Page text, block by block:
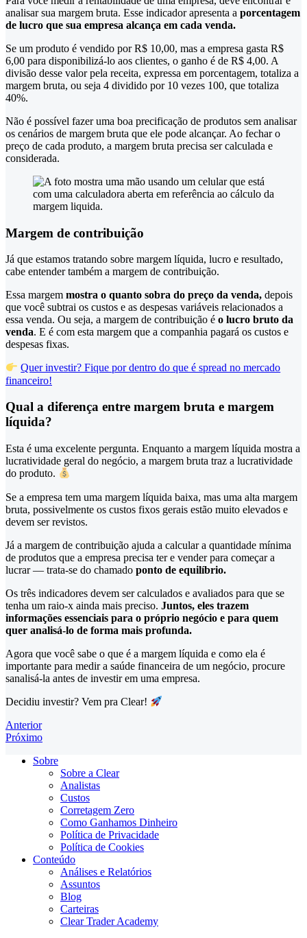
analisar sua margem bruta. Esse indicador apresenta a porcentagem
de lucro que sua empresa alcança em cada venda.
Se um produto é vendido por R$ 10,00, mas a empresa gasta R$
6,00 para disponibilizá-lo aos clientes, o ganho é de R$ 4,00. A
divisão desse valor pela receita, expressa em porcentagem, totaliza a
margem bruta, ou seja 4 dividido por 10 vezes 100, que totaliza
40%.
Não é possível fazer uma boa precificação de produtos sem analisar
os cenários de margem bruta que ele pode alcançar. Ao fechar o
preço de cada produto, a margem bruta precisa ser calculada e
considerada.
Margem de contribuição
Já que estamos tratando sobre margem líquida, lucro e resultado,
cabe entender também a margem de contribuição.
Essa margem mostra o quanto sobra do preço da venda, depois
que você subtrai os custos e as despesas variáveis relacionados a
essa venda. Ou seja, a margem de contribuição é o lucro bruto da
venda. E é com esta margem que a companhia pagará os custos e
despesas fixas.
Quer investir? Fique por dentro do que é spread no mercado
financeiro!
Qual a diferença entre margem bruta e margem
líquida?
Esta é uma excelente pergunta. Enquanto a margem líquida mostra a
lucratividade geral do negócio, a margem bruta traz a lucratividade
do produto.
Se a empresa tem uma margem líquida baixa, mas uma alta margem
bruta, possivelmente os custos fixos gerais estão muito elevados e
devem ser revistos.
Já a margem de contribuição ajuda a calcular a quantidade mínima
de produtos que a empresa precisa ter e vender para começar a
lucrar — trata-se do chamado ponto de equilíbrio.
Os três indicadores devem ser calculados e avaliados para que se
tenha um raio-x ainda mais preciso. Juntos, eles trazem
informações essenciais para o próprio negócio e para quem
quer analisá-lo de forma mais profunda.
Agora que você sabe o que é a margem líquida e como ela é
importante para medir a saúde financeira de um negócio, procure
sanalisá-la antes de investir em uma empresa.
Decidiu investir? Vem pra Clear!
Anterior
Próximo
Sobre
Sobre a Clear
Analistas
Custos
Corretagem Zero
Como Ganhamos Dinheiro
Política de Privacidade
Política de Cookies
Conteúdo
Análises e Relatórios
Assuntos
Blog
Carteiras
Clear Trader Academy